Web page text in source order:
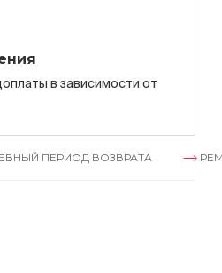
в зависимости от
ВОЗВРАТА РЕМОНТ